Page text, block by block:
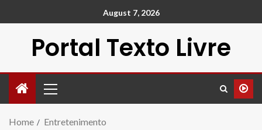
August 7, 2026
Portal Texto Livre
Home Entretenimento